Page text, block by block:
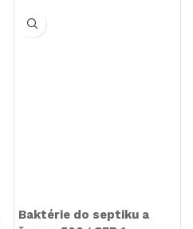
Baktérie do septiku a